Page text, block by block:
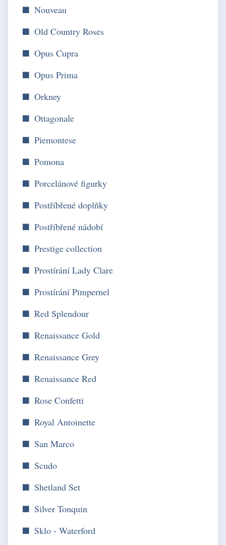
Nouveau
Old Country Roses
Opus Cupra
Opus Prima
Orkney
Ottagonale
Piemontese
Pomona
Porcelánové figurky
Postříbřené doplňky
Postříbřené nádobí
Prestige collection
Prostírání Lady Clare
Prostírání Pimpernel
Red Splendour
Renaissance Gold
Renaissance Grey
Renaissance Red
Rose Confetti
Royal Antoinette
San Marco
Scudo
Shetland Set
Silver Tonquin
Sklo - Waterford